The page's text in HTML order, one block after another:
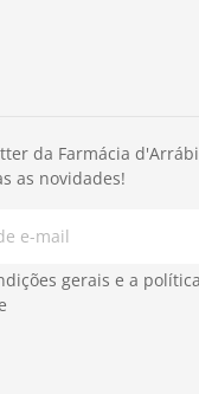
da Farmácia
as novidades!
gerais e a